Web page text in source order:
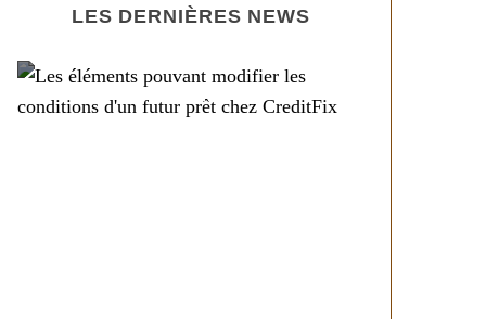
LES DERNIÈRES NEWS
Société